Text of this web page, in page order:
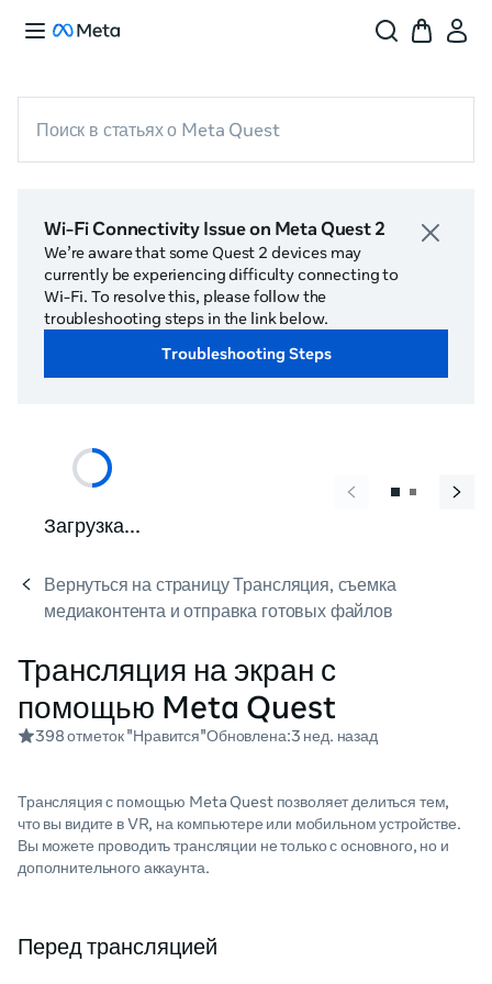
Поиск в статьях о Meta Quest
Wi-Fi Connectivity Issue on Meta Quest 2
We’re aware that some Quest 2 devices may
currently be experiencing difficulty connecting to
Wi-Fi. To resolve this, please follow the
troubleshooting steps in the link below.
Troubleshooting Steps
Вернуться на страницу Трансляция, съемка
медиаконтента и отправка готовых файлов
Трансляция на экран с
помощью Meta Quest
398 отметок "Нравится"Обновлена:3 нед. назад
Трансляция с помощью Meta Quest позволяет делиться тем,
что вы видите в VR, на компьютере или мобильном устройстве.
Вы можете проводить трансляции не только с основного, но и
дополнительного аккаунта.
Перед трансляцией
Загрузка...